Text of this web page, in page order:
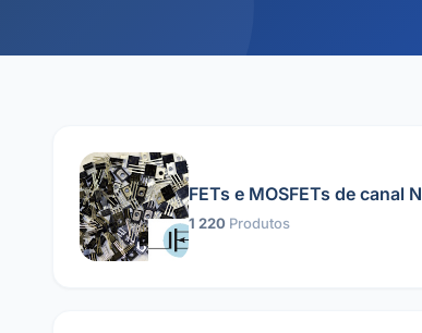
FETs e MOSFETs de canal N
1 220 Produtos